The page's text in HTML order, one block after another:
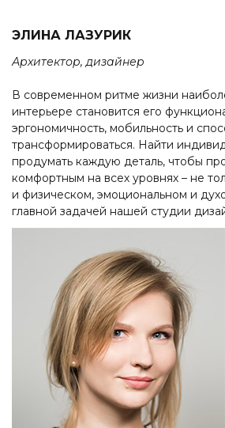
ЭЛИНА ЛАЗУРИК
Архитектор, дизайнер
В современном ритме жизни
интерьере становится его
эргономичность, мобильность и
трансформироваться. Найти
продумать каждую деталь, чтобы
комфортным на всех уровнях – не
и физическом, эмоциональном и
главной задачей нашей студии